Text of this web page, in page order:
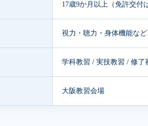
17歳9か月以上（免許交付
視力・聴力・身体機能な
学科教習 / 実技教習 / 修了
大阪教習会場